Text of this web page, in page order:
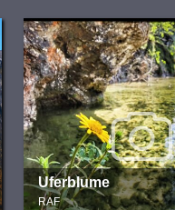
Uferblume
RAF